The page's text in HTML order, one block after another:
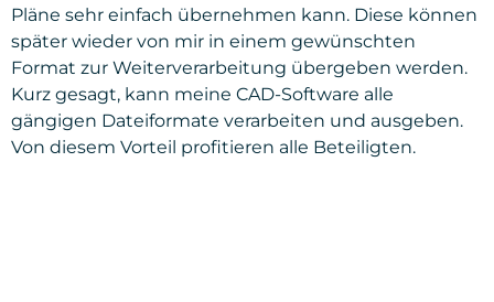
Pläne sehr einfach übernehmen kann. Diese können
später wieder von mir in einem gewünschten
Format zur Weiterverarbeitung übergeben werden.
Kurz gesagt, kann meine CAD-Software alle
gängigen Dateiformate verarbeiten und ausgeben.
Von diesem Vorteil profitieren alle Beteiligten.